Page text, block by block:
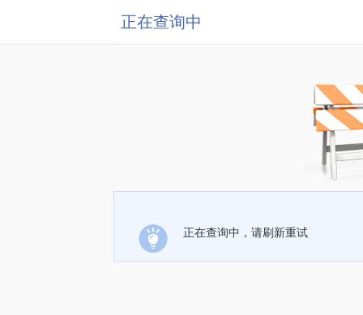
正在查询中
正在查询中，请刷新重试